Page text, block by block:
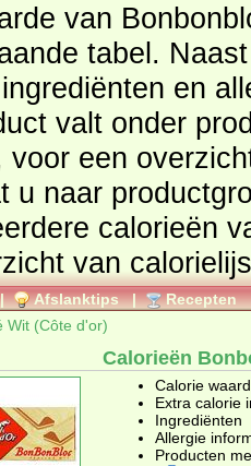
van
tabel. Naast de
en
product valt onder
u naar
calorieën
het overzicht van
Afslanktips | Recepten
Wit (Côte d'or)
Calorieën
Calorie
Extra calorie
Ingrediënten
Allergie
Producten